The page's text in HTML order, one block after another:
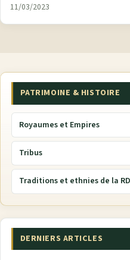
11/03/2023
PATRIMOINE & HISTOIRE
Royaumes et Empires
Tribus
Traditions et ethnies de la
DERNIERS ARTICLES